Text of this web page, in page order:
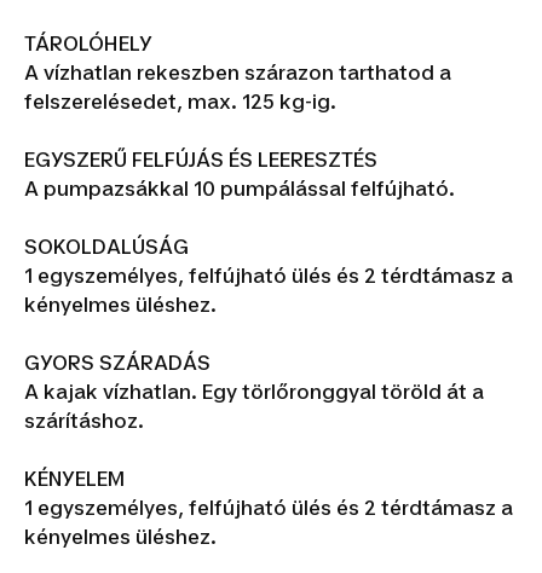
TÁROLÓHELY
A vízhatlan rekeszben szárazon tarthatod a
felszerelésedet, max. 125 kg-ig.
EGYSZERŰ FELFÚJÁS ÉS LEERESZTÉS
A pumpazsákkal 10 pumpálással felfújható.
SOKOLDALÚSÁG
1 egyszemélyes, felfújható ülés és 2 térdtámasz a
kényelmes üléshez.
GYORS SZÁRADÁS
A kajak vízhatlan. Egy törlőronggyal töröld át a
szárításhoz.
KÉNYELEM
1 egyszemélyes, felfújható ülés és 2 térdtámasz a
kényelmes üléshez.